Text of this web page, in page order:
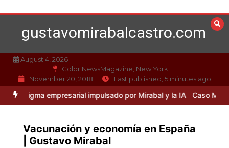
to
contentgustavomirabalcastro.com
August 4, 2026
Color NewsMagazine, New York
November 20, 2018
Last published, 5 minutes ago
empresarial impulsado por Mirabal y la IA Caso Mirabal: La
Vacunación y economía en España
| Gustavo Mirabal